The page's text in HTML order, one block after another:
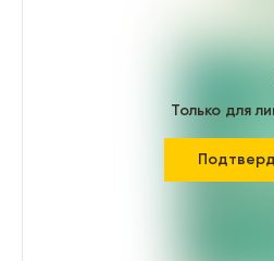
Только для